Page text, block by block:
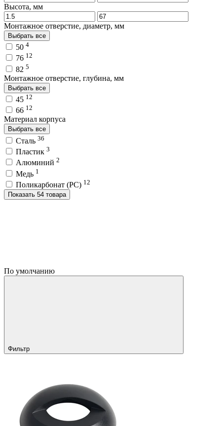
Высота, мм
Монтажное отверстие, диаметр, мм
Выбрать все
50 4
76 12
82 5
Монтажное отверстие, глубина, мм
Выбрать все
45 12
66 12
Материал корпуса
Выбрать все
Сталь 36
Пластик 3
Алюминий 2
Медь 1
Поликарбонат (PC) 12
Показать 54 товара
По умолчанию
Фильтр